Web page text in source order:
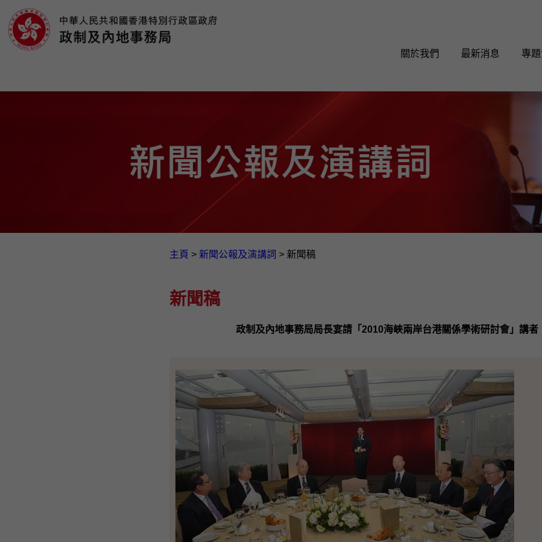
關於我們 最新消息 專
主頁 > 新聞公報及演講詞 > 新聞稿
新聞稿
政制及內地事務局局長宴請「2010海峽兩岸台港關係學術研討會」講者